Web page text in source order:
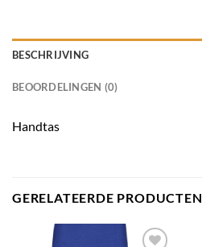
BESCHRIJVING
BEOORDELINGEN (0)
Handtas
GERELATEERDE PRODUCTEN